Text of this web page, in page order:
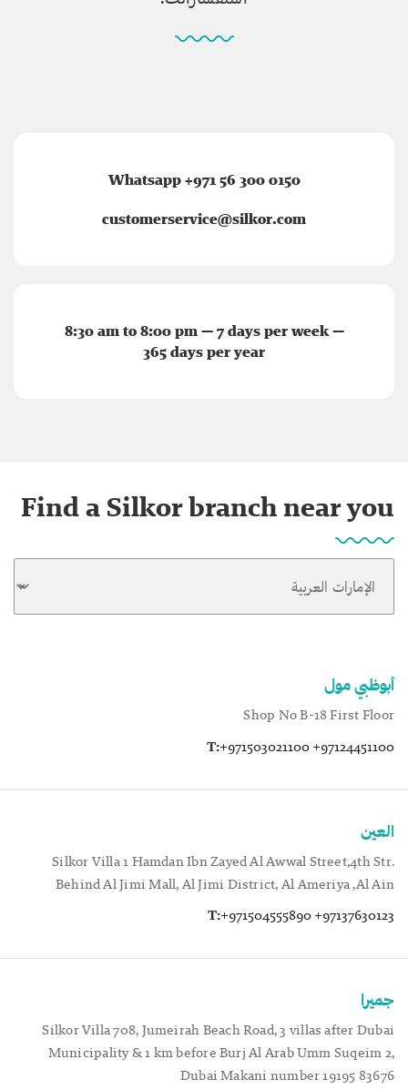
Whatsapp +971 56 300 0150
customerservice@silkor.com
8:30 am to 8:00 pm — 7 days per week —
365 days per year
Find a Silkor branch near you
أبوظبي مول
Shop No B-18 First Floor
T:+971503021100 +97124451100
العين
Silkor Villa 1 Hamdan Ibn Zayed Al Awwal Street,4th Str.
Behind Al Jimi Mall, Al Jimi District, Al Ameriya ,Al Ain
T:+971504555890 +97137630123
جميرا
Silkor Villa 708, Jumeirah Beach Road, 3 villas after Dubai
Municipality & 1 km before Burj Al Arab Umm Suqeim 2,
Dubai Makani number 19195 83676